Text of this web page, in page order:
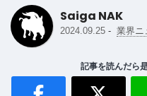
Saiga NAK
2024.09.25 - 業界ニ
記事を読んだら